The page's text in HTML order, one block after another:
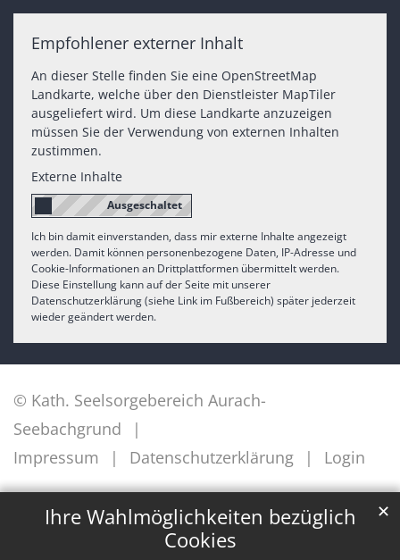
Ihre Wahlmöglichkeiten bezüglich
Cookies
✕
Empfohlener externer Inhalt
An dieser Stelle finden Sie eine OpenStreetMap
Landkarte, welche über den Dienstleister MapTiler
ausgeliefert wird. Um diese Landkarte anzuzeigen
müssen Sie der Verwendung von externen Inhalten
zustimmen.
Externe Inhalte
Ich bin damit einverstanden, dass mir externe Inhalte angezeigt
werden. Damit können personenbezogene Daten, IP-Adresse und
Cookie-Informationen an Drittplattformen übermittelt werden.
Diese Einstellung kann auf der Seite mit unserer
Datenschutzerklärung (siehe Link im Fußbereich) später jederzeit
wieder geändert werden.
© Kath. Seelsorgebereich Aurach-
Seebachgrund
Impressum
Datenschutzerklärung Login